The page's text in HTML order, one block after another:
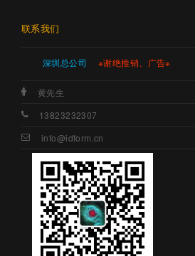
联系我们
深圳总公司 ※谢绝推销、广告※
黄先生
13823232307
info@idform.cn